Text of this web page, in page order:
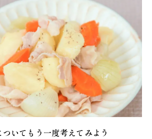
いてもう一度考えてみよう